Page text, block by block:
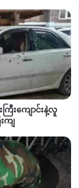
ပ်တွေ နယ်မြေစိုးမိုး
(
တွေက ဗုံးကြဲ
းတာ
လို့ ဝိုင်းမော်
ာပါတယ်။
ေလို့
ရွာလမ်းမကြီး
ျတယ်။ မနေ့လည်းပစ်
တော့
သေချာမသိရ
ြီးကျောင်းနဲ့လူ
ကျ